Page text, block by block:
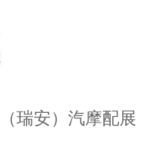
瑞安）汽摩配展